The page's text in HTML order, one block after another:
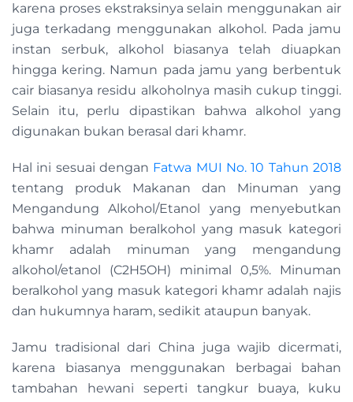
karena proses ekstraksinya selain menggunakan air
juga terkadang menggunakan alkohol. Pada jamu
instan serbuk, alkohol biasanya telah diuapkan
hingga kering. Namun pada jamu yang berbentuk
cair biasanya residu alkoholnya masih cukup tinggi.
Selain itu, perlu dipastikan bahwa alkohol yang
digunakan bukan berasal dari khamr.
Hal ini sesuai dengan Fatwa MUI No. 10 Tahun 2018
tentang produk Makanan dan Minuman yang
Mengandung Alkohol/Etanol yang menyebutkan
bahwa minuman beralkohol yang masuk kategori
khamr adalah minuman yang mengandung
alkohol/etanol (C2H5OH) minimal 0,5%. Minuman
beralkohol yang masuk kategori khamr adalah najis
dan hukumnya haram, sedikit ataupun banyak.
Jamu tradisional dari China juga wajib dicermati,
karena biasanya menggunakan berbagai bahan
tambahan hewani seperti tangkur buaya, kuku